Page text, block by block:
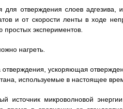
для отверждения слоев адгезива,
и от скорости ленты в ходе
экспериментов.
нагреть.
отверждения, ускоряющая
используемые в настоящее
источник микроволновой